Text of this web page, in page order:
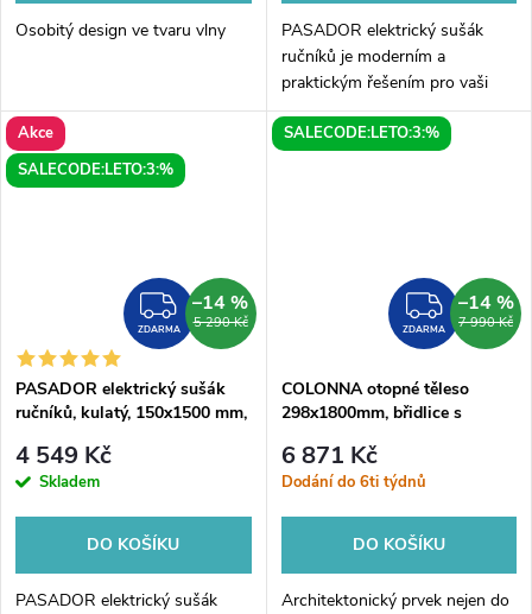
Osobitý design ve tvaru vlny
PASADOR elektrický sušák
ručníků je moderním a
praktickým řešením pro vaši
koupelnu. Je kruhového tvaru, o
rozměrech 150x1500 mm a
Akce
SALECODE:LETO:3:%
ZDARMA
ZDARMA 5 290 Kč
–14 %
PASADOR elektrický sušák
ručníků, kulatý, 150x1500 mm,
4 549 Kč
Skladem
DO KOŠÍKU
PASADOR elektrický sušák
SALECODE:LETO:3:%
ZDARMA 7 990 Kč
–14 %
COLONNA otopné těleso
298x1800mm, břidlice s
6 871 Kč
Dodání do 6ti týdnů
DO KOŠÍKU
Architektonický prvek nejen do